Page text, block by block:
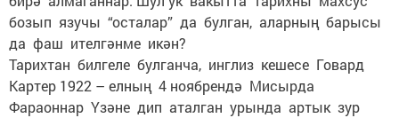
бозып язучы “осталар” да булган, аларның барысы
да фаш ителгәнме икән?
Тарихтан билгеле булганча, инглиз кешесе Говард
Картер 1922 – елның 4 ноябрендә Мисырда
Фараоннар Үзәне дип аталган урында артык зур